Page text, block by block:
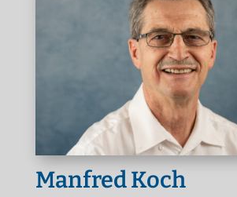
Manfred Koch